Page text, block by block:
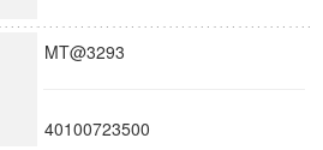
MT@3293
40100723500